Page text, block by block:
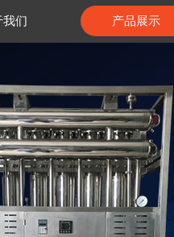
我们 产品展示